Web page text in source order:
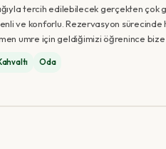
tercih edilebilecek gerçekten çok
ve konforlu. Rezervasyon sürecinde
umre için geldiğimizi öğrenince bize
Oda